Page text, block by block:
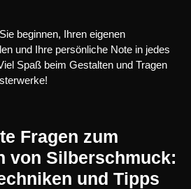
beginnen, Ihren eigenen
und Ihre persönliche Note in jedes
Spaß beim Gestalten und Tragen
Fragen zum
von Silberschmuck:
und Tipps